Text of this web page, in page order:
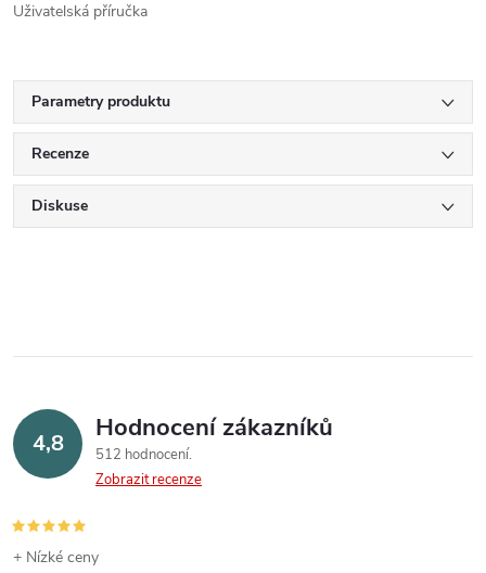
Uživatelská příručka
Parametry produktu
Recenze
Diskuse
4,8 Hodnocení zákazníků
512 hodnocení
Zobrazit recenze
+ Nízké ceny